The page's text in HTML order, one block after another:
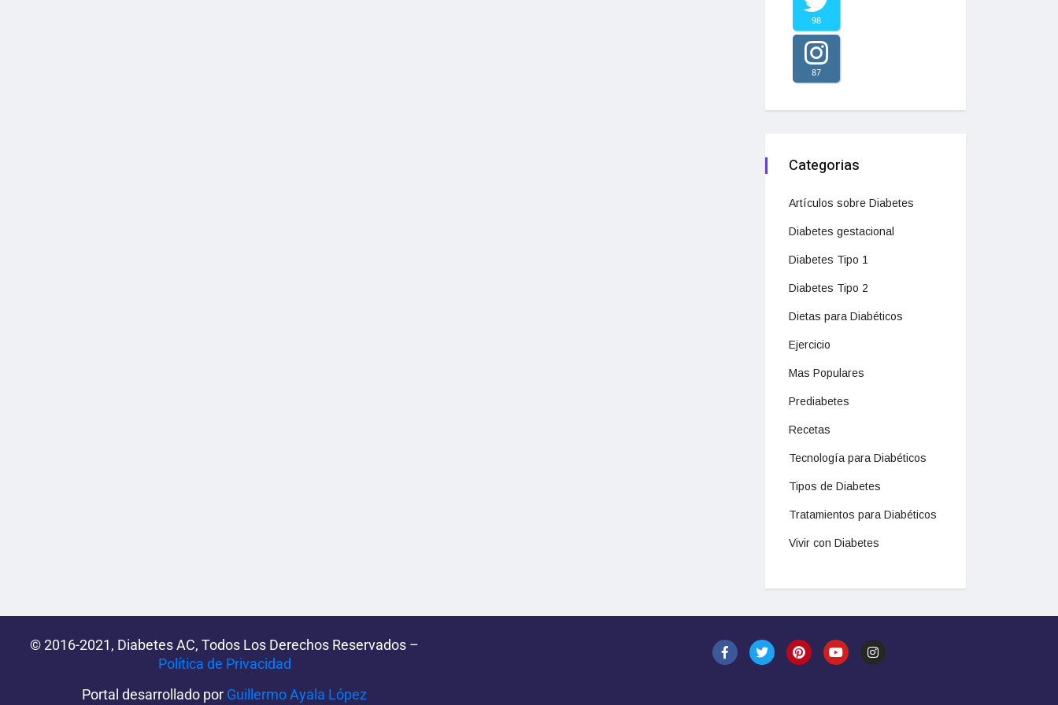
98
87
Categorias
Artículos sobre Diabetes
Diabetes gestacional
Diabetes Tipo 1
Diabetes Tipo 2
Dietas para Diabéticos
Ejercicio
Mas Populares
Prediabetes
Recetas
Tecnología para Diabéticos
Tipos de Diabetes
Tratamientos para Diabéticos
Vivir con Diabetes
© 2016-2021, Diabetes AC, Todos Los Derechos Reservados –
Política de Privacidad‌­
Portal desarrollado por Guillermo Ayala López